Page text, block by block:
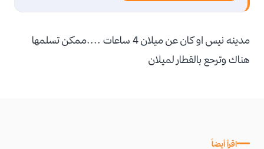
مدينه نيس او كان عن ميلان 4 ساعات ....ممكن تسلمها
هناك وترحع بالقطار لميلان
اقرأ أيضاً